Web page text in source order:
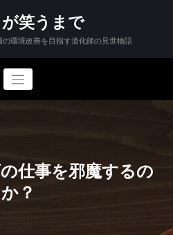
笑うまで
環境改善を目指す道化師の見世物語
仕事を邪魔するの
か？